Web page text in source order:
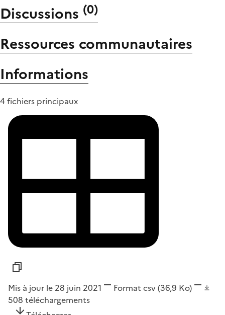
Discussions (0)
Ressources communautaires
Informations
4 fichiers principaux
Mis à jour le 28 juin 2021 Format csv(36,9 Ko)
508 téléchargements